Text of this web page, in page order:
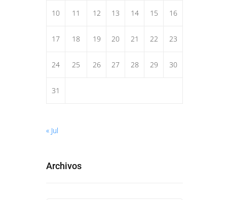
10 11 12 13 14 15 16
17 18 19 20 21 22 23
24 25 26 27 28 29 30
31
« Jul
Archivos